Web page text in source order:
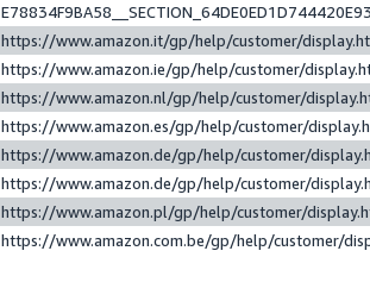
https://www.amazon.it/gp/help/customer/
https://www.amazon.ie/gp/help/customer/
https://www.amazon.nl/gp/help/customer/
https://www.amazon.es/gp/help/customer/
https://www.amazon.de/gp/help/customer/
https://www.amazon.de/gp/help/customer/
https://www.amazon.pl/gp/help/customer/
https://www.amazon.com.be/gp/help/customer/